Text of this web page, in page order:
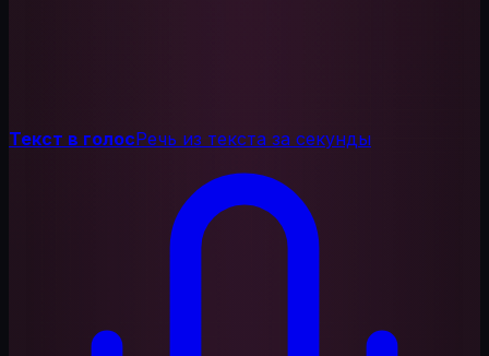
Текст в голосРечь из текста за секунды